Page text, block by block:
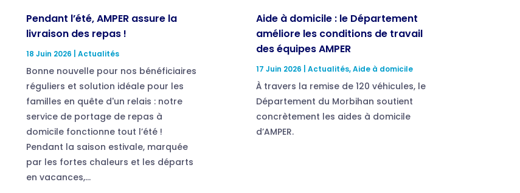
Pendant l’été, AMPER assure la
livraison des repas !
18 Juin 2026 Actualités
Bonne nouvelle pour nos bénéficiaires
réguliers et solution idéale pour les
familles en quête d'un relais : notre
service de portage de repas à
domicile fonctionne tout l’été !
Pendant la saison estivale, marquée
par les fortes chaleurs et les départs
en vacances,...
Aide à domicile : le Département
améliore les conditions de travail
des équipes AMPER
17 Juin 2026 Actualités,Aide à domicile
À travers la remise de 120 véhicules, le
Département du Morbihan soutient
concrètement les aides à domicile
d’AMPER.